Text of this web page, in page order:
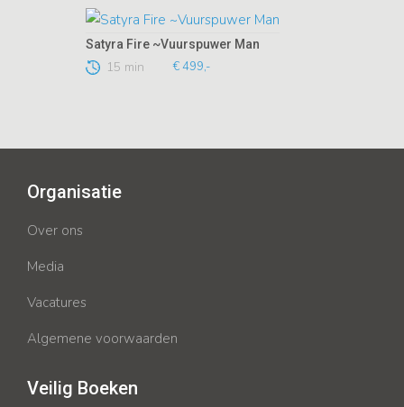
Satyra Fire ~Vuurspuwer Man
15 min € 499,-
Organisatie
Over ons
Media
Vacatures
Algemene voorwaarden
Veilig Boeken